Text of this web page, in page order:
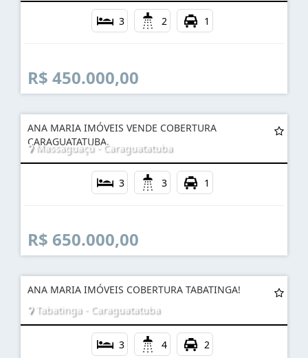
3 2 1
R$ 450.000,00
ANA MARIA IMÓVEIS VENDE COBERTURA
CARAGUATATUBA.
Massaguaçú - Caraguatatuba
3 3 1
R$ 650.000,00
ANA MARIA IMÓVEIS COBERTURA TABATINGA!
Tabatinga - Caraguatatuba
3 4 2